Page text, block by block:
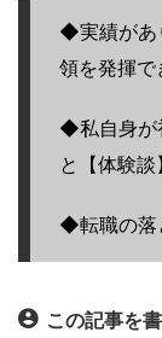
◆実績があ
領を発揮で
◆私自身が
と【体験談】
◆転職の落
この記事を